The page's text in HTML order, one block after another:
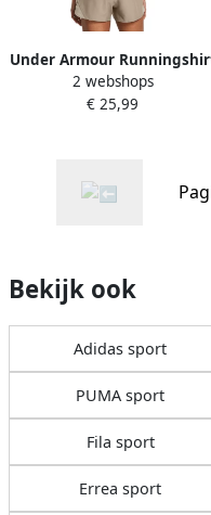
Under Armour
UA LAUNCH SHORTSLEEVE
2 webshops
€ 25,99
Bekijk ook
Adidas sport
PUMA sport
Fila sport
Errea sport